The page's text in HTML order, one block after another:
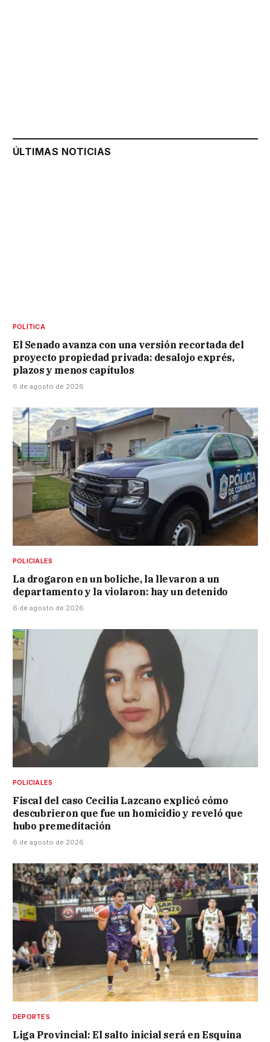
ÚLTIMAS NOTICIAS
POLÍTICA
El Senado avanza con una versión recortada del
proyecto propiedad privada: desalojo exprés,
plazos y menos capítulos
6 de agosto de 2026
POLICIALES
La drogaron en un boliche, la llevaron a un
departamento y la violaron: hay un detenido
6 de agosto de 2026
POLICIALES
Fiscal del caso Cecilia Lazcano explicó cómo
descubrieron que fue un homicidio y reveló que
hubo premeditación
6 de agosto de 2026
DEPORTES
Liga Provincial: El salto inicial será en Esquina